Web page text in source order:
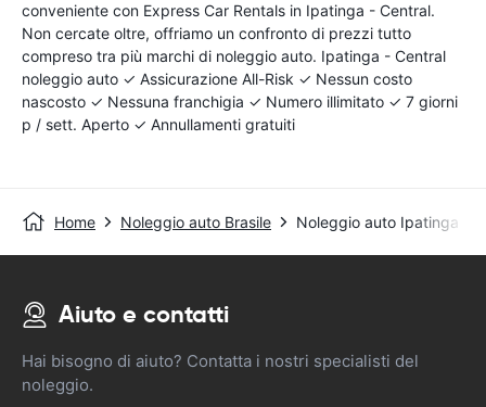
conveniente con Express Car Rentals in Ipatinga - Central.
Non cercate oltre, offriamo un confronto di prezzi tutto
compreso tra più marchi di noleggio auto. Ipatinga - Central
noleggio auto ✓ Assicurazione All-Risk ✓ Nessun costo
nascosto ✓ Nessuna franchigia ✓ Numero illimitato ✓ 7 giorni
p / sett. Aperto ✓ Annullamenti gratuiti
Home Noleggio auto Brasile Noleggio auto Ipatinga -
Aiuto e contatti
Hai bisogno di aiuto? Contatta i nostri specialisti del
noleggio.